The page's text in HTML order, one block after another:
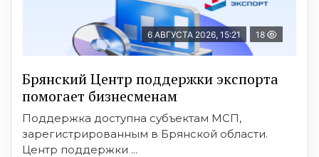
6 АВГУСТА 2026, 15:21 18
Брянский Центр поддержки экспорта
помогает бизнесменам
Поддержка доступна субъектам МСП,
зарегистрированным в Брянской области.
Центр поддержки ...